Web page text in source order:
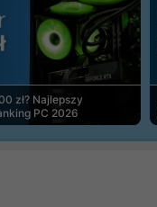
zł? Najlepszy
PC 2026